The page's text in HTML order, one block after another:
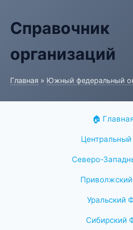
Справочник
организаций
Главная » Южный федеральный
🏠
Северо-
Уральский
Сибирский